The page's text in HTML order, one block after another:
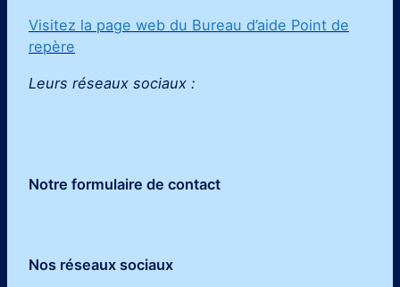
Visitez la page web du Bureau d’aide Point de
repère
Leurs réseaux sociaux :
Notre formulaire de contact
Nos réseaux sociaux